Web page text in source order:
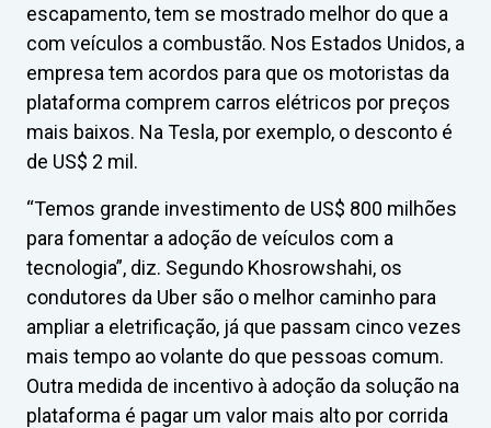
escapamento, tem se mostrado melhor do que a
com veículos a combustão. Nos Estados Unidos, a
empresa tem acordos para que os motoristas da
plataforma comprem carros elétricos por preços
mais baixos. Na Tesla, por exemplo, o desconto é
de US$ 2 mil.
“Temos grande investimento de US$ 800 milhões
para fomentar a adoção de veículos com a
tecnologia”, diz. Segundo Khosrowshahi, os
condutores da Uber são o melhor caminho para
ampliar a eletrificação, já que passam cinco vezes
mais tempo ao volante do que pessoas comum.
Outra medida de incentivo à adoção da solução na
plataforma é pagar um valor mais alto por corrida